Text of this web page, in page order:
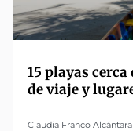
15 playas
de viaje y
Claudia Franco Alcántara